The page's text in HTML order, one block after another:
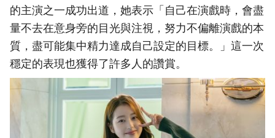
的主演之一成功出道，她表示「自己在演戲時，會盡
量不去在意身旁的目光與注視，努力不偏離演戲的本
質，盡可能集中精力達成自己設定的目標。」這一次
穩定的表現也獲得了許多人的讚賞。